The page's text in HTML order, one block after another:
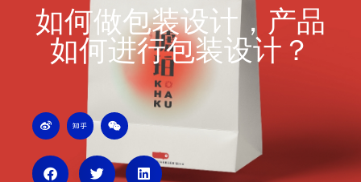
如何做包装设计，产品
如何进行包装设计？
W
e
i
Z
h
i
u
W
e
i
i
n